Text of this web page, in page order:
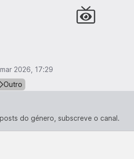
2026, 17:29
Outro
do género, subscreve o canal.